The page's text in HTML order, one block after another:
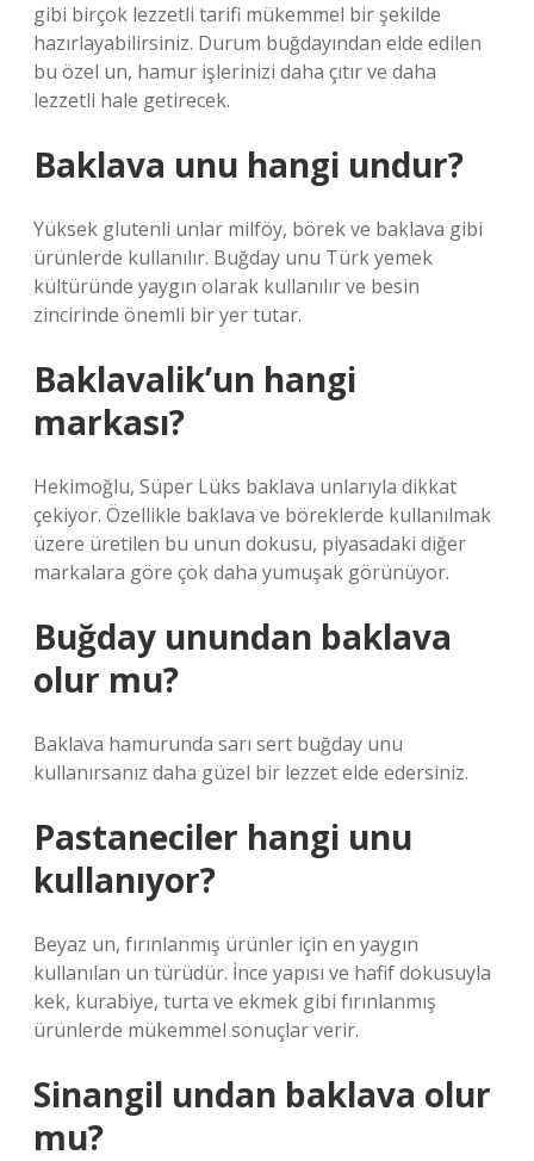
gibi birçok lezzetli tarifi mükemmel bir şekilde
hazırlayabilirsiniz. Durum buğdayından elde edilen
bu özel un, hamur işlerinizi daha çıtır ve daha
lezzetli hale getirecek.
Baklava unu hangi undur?
Yüksek glutenli unlar milföy, börek ve baklava gibi
ürünlerde kullanılır. Buğday unu Türk yemek
kültüründe yaygın olarak kullanılır ve besin
zincirinde önemli bir yer tutar.
Baklavalik’un hangi
markası?
Hekimoğlu, Süper Lüks baklava unlarıyla dikkat
çekiyor. Özellikle baklava ve böreklerde kullanılmak
üzere üretilen bu unun dokusu, piyasadaki diğer
markalara göre çok daha yumuşak görünüyor.
Buğday unundan baklava
olur mu?
Baklava hamurunda sarı sert buğday unu
kullanırsanız daha güzel bir lezzet elde edersiniz.
Pastaneciler hangi unu
kullanıyor?
Beyaz un, fırınlanmış ürünler için en yaygın
kullanılan un türüdür. İnce yapısı ve hafif dokusuyla
kek, kurabiye, turta ve ekmek gibi fırınlanmış
ürünlerde mükemmel sonuçlar verir.
Sinangil undan baklava olur
mu?